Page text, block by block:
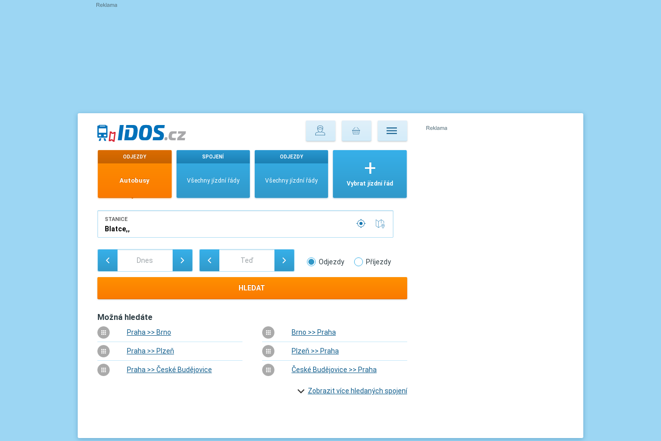
ODJEZDY
Autobusy
SPOJENÍ
Všechny jízdní řády
ODJEZDY
Všechny jízdní řády Vybrat jízdní řád
STANICE
Odjezdy Příjezdy
HLEDAT
Možná hledáte
Praha >> Brno Brno >> Praha
Praha >> Plzeň Plzeň >> Praha
Praha >> České Budějovice České Budějovice >> Praha
Zobrazit více hledaných spojení